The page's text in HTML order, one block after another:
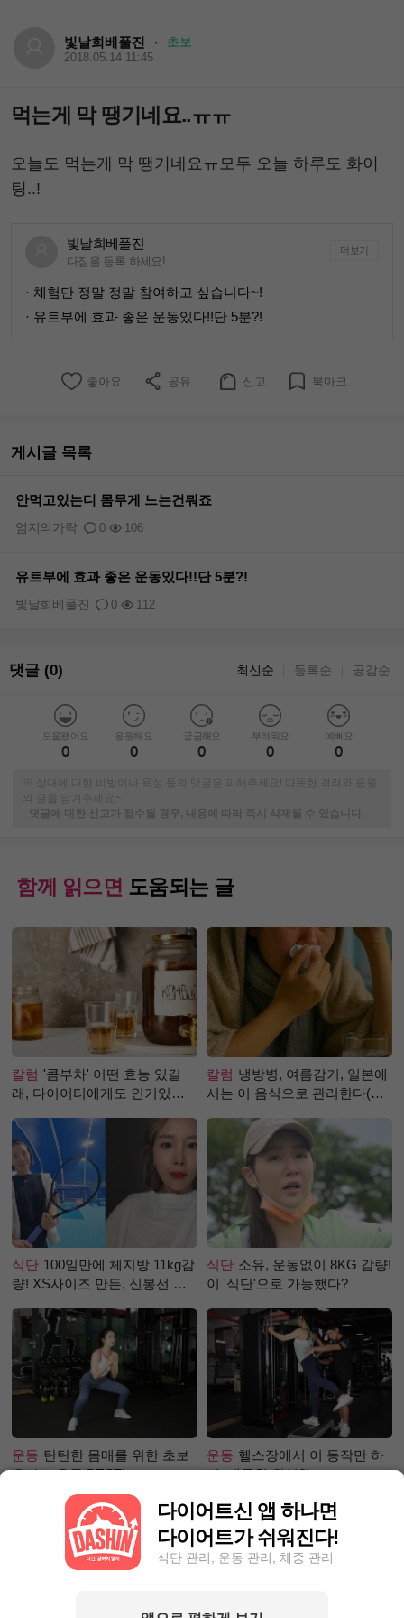
빛날희베풀진 · 초보
2018.05.14 11:45
먹는게 막 땡기네요..ㅠㅠ
오늘도 먹는게 막 땡기네요ㅠ모두 오늘 하루도 화이
팅..!
빛날희베풀진
다짐을 등록 하세요!
더보기
· 체험단 정말 정말 참여하고 싶습니다~!
· 유트부에 효과 좋은 운동있다!!단 5분?!
좋아요 공유 신고 북마크
게시글 목록
안먹고있는디 몸무게 느는건뭐죠
0 106
엄지의가락
유트부에 효과 좋은 운동있다!!단 5분?!
0 112
빛날희베풀진
댓글 (0) 최신순 등록순 공감순
도움됐어요
0
응원해요
0
궁금해요
0
부러워요
0
예뻐요
0
※ 상대에 대한 비방이나 욕설 등의 댓글은 피해주세요! 따뜻한 격려와 응원
의 글을 남겨주세요~
-
댓글에 대한 신고가 접수될 경우, 내용에 따라 즉시 삭제될 수 있습니다.
함께 읽으면 도움되는 글
칼럼 '콤부차' 어떤 효능 있길
래, 다이어터에게도 인기있는
칼럼 냉방병, 여름감기, 일본에
서는 이 음식으로 관리한다(생
식단 100일만에 체지방 11kg감
량! XS사이즈 만든, 신봉선 식
식단 소유, 운동없이 8KG 감량!
이 '식단'으로 가능했다?
운동 탄탄한 몸매를 위한 초보
유산소 운동 BEST!
운동 헬스장에서 이 동작만 하
면, 애플힙 완성?!
다이어트신 앱 하나면
다이어트가 쉬워진다!
식단 관리, 운동 관리, 체중 관리